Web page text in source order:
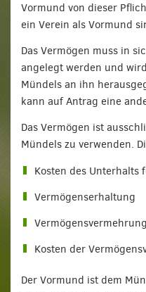
Vormund von dieser
ein Verein als Vormund
Das Vermögen muss in
angelegt werden und
Mündels an ihn
kann auf Antrag eine
Das Vermögen ist
Mündels zu verwenden.
Kosten des Unterhalts
Vermögenserhaltung
Vermögensvermehrung
Kosten der
Der Vormund ist dem